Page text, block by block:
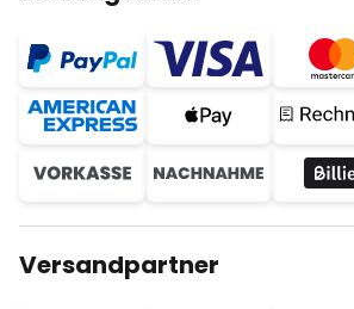
Versandpartner